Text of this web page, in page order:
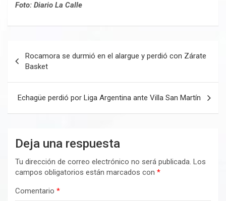
Foto: Diario La Calle
de
entradas
Rocamora se durmió en el alargue y perdió con Zárate
Basket
Echagüe perdió por Liga Argentina ante Villa San Martín
Deja una respuesta
Tu dirección de correo electrónico no será publicada. Los
campos obligatorios están marcados con *
Comentario *